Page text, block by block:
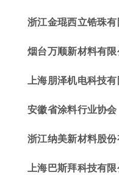
浙江金琨西立锆珠
烟台万顺新材料有限
上海朋泽机电科技有
安徽省涂料行业协会
浙江纳美新材料股
上海巴斯拜科技有限